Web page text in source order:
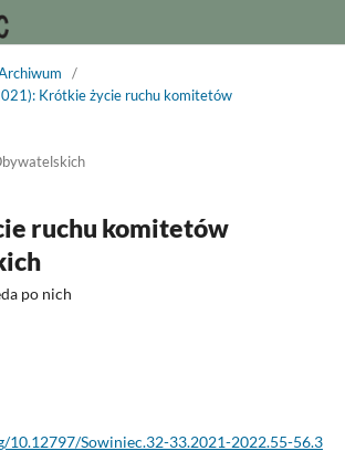
/
Krótkie życie ruchu komitetów
ruchu komitetów
po nich
10.12797/Sowiniec.32-33.2021-2022.55-56.3